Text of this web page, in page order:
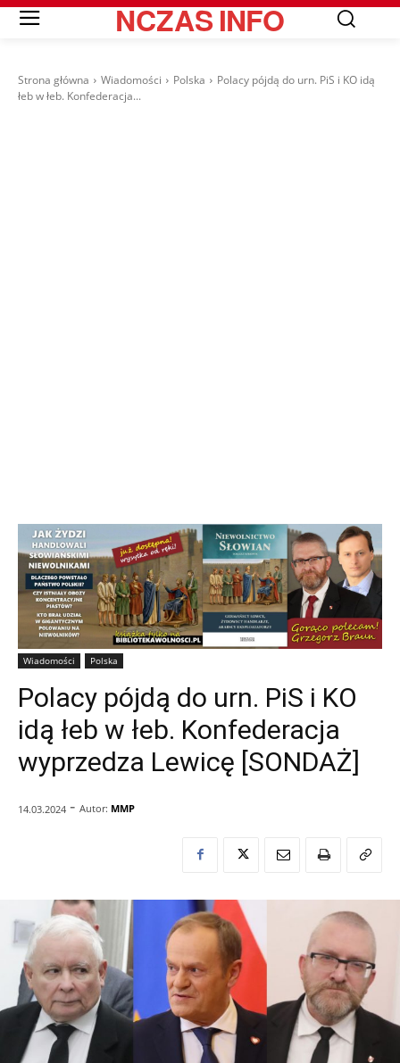
NCZASINFO
Strona główna Wiadomości Polska
Polacy pójdą do urn. PiS i KO idą
łeb w łeb. Konfederacja...
Wiadomości Polska
Polacy pójdą do urn. PiS i KO
idą łeb w łeb. Konfederacja
wyprzedza Lewicę [SONDAŻ]
14.03.2024 - Autor: MMP